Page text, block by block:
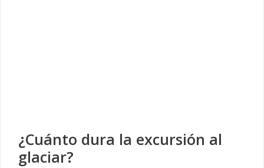
¿Cuánto dura la excursión al
glaciar?